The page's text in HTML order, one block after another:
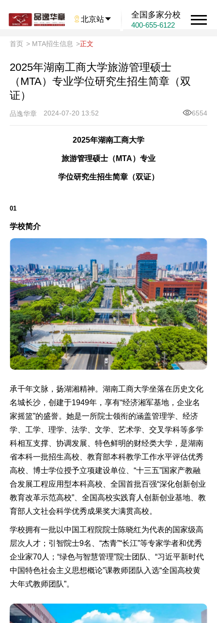
北京站 全国多家分校
400-655-6122
首页 > MTA招生信息 >正文
2025年湖南工商大学旅游管理硕士
（MTA）专业学位研究生招生简章（双
证）
品逸华章 2024-07-20 13:52 6554
2025年湖南工商大学
旅游管理硕士（MTA）专业
学位研究生招生简章（双证）
01
学校简介
承千年文脉，扬湖湘精神。湖南工商大学坐落在历史文化
名城长沙，创建于1949年，享有“经济湘军基地，企业名
家摇篮”的盛誉。她是一所院士领衔的涵盖管理学、经济
学、工学、理学、法学、文学、艺术学、交叉学科等多学
科相互支撑、协调发展、特色鲜明的财经类大学，是湖南
省本科一批招生高校、教育部本科教学工作水平评估优秀
高校、博士学位授予立项建设单位、“十三五”国家产教融
合发展工程应用型本科高校、全国首批百强“深化创新创业
教育改革示范高校”、全国高校实践育人创新创业基地、教
育部人文社会科学优秀成果奖大满贯高校。
学校拥有一批以中国工程院院士陈晓红为代表的国家级高
层次人才；引智院士9名、“杰青”“长江”等专家学者和优秀
企业家70人；“绿色与智慧管理”院士团队、“习近平新时代
中国特色社会主义思想概论”课教师团队入选“全国高校黄
大年式教师团队”。